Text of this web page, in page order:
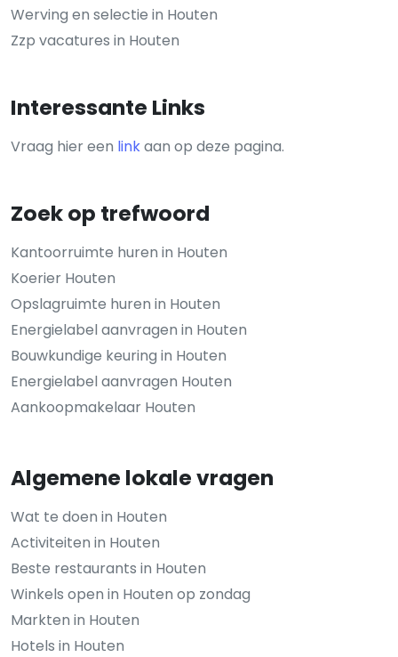
Werving en selectie in Houten
Zzp vacatures in Houten
Interessante Links
Vraag hier een linkaan op deze pagina.
Zoek op trefwoord
Kantoorruimte huren in Houten
Koerier Houten
Opslagruimte huren in Houten
Energielabel aanvragen in Houten
Bouwkundige keuring in Houten
Energielabel aanvragen Houten
Aankoopmakelaar Houten
Algemene lokale vragen
Wat te doen in Houten
Activiteiten in Houten
Beste restaurants in Houten
Winkels open in Houten op zondag
Markten in Houten
Hotels in Houten